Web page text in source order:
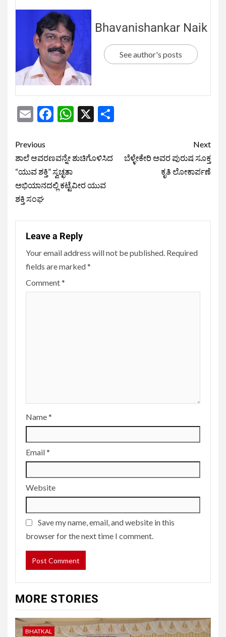
Bhavanishankar Naik
See author's posts
EmailFacebook
WhatsApp
X
Previous
ಶಾಲೆ ಆವರಣವನ್ನೇ ಶುಚಿಗೊಳಿಸಿದ
“ಯುವ ಶಕ್ತಿ” ಸ್ವಚ್ಛತಾ
ಅಭಿಯಾನದಲ್ಲಿ ಕಟ್ಟೆವೀರ ಯುವ
ಶಕ್ತಿ ಸಂಘ
Next
ಬೆಳ್ಳೇಕೇರಿ ಅವರ ಪುರುಷ ಸೂಕ್ತ
ಕೃತಿ ಲೋಕಾರ್ಪಣೆ
Leave a Reply
Your email address will not be published. Required
fields are marked*
Comment*
Name*
Email*
Website
Save my name, email, and website in this
browser for the next time I comment.
MORE STORIES
BHATKAL